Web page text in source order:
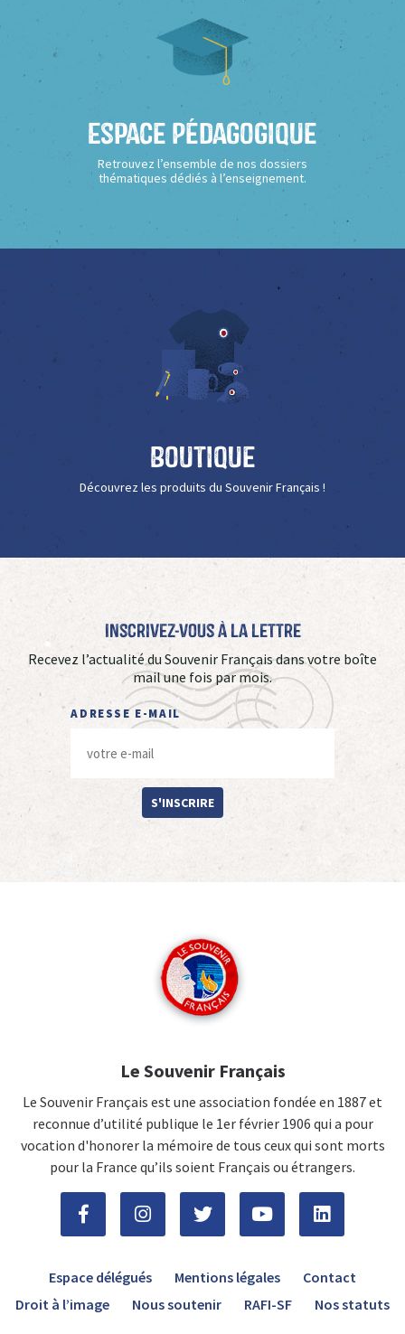
Espace Pédagogique
Retrouvez l’ensemble de nos dossiers
thématiques dédiés à l’enseignement.
Boutique
Découvrez les produits du Souvenir Français !
Inscrivez-vous à La Lettre
Recevez l’actualité du Souvenir Français dans votre boîte
mail une fois par mois.
ADRESSE E-MAIL
S'INSCRIRE
Le Souvenir Français
Le Souvenir Français est une association fondée en 1887 et
reconnue d’utilité publique le 1er février 1906 qui a pour
vocation d'honorer la mémoire de tous ceux qui sont morts
pour la France qu’ils soient Français ou étrangers.
Espace délégués Mentions légales
Contact
Droit à l’image
Nous soutenir RAFI-SF Nos statuts